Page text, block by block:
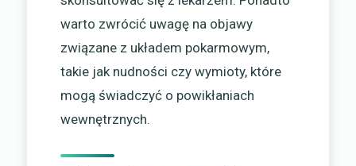
warto zwrócić uwagę na objawy
związane z układem pokarmowym,
takie jak nudności czy wymioty, które
mogą świadczyć o powikłaniach
wewnętrznych.